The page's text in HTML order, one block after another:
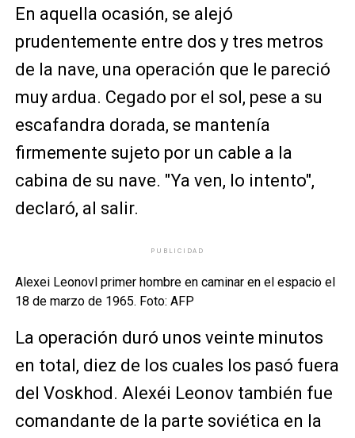
En aquella ocasión, se alejó
prudentemente entre dos y tres metros
de la nave, una operación que le pareció
muy ardua. Cegado por el sol, pese a su
escafandra dorada, se mantenía
firmemente sujeto por un cable a la
cabina de su nave. "Ya ven, lo intento",
declaró, al salir.
PUBLICIDAD
Alexei Leonovl primer hombre en caminar en el espacio el
18 de marzo de 1965. Foto: AFP
La operación duró unos veinte minutos
en total, diez de los cuales los pasó fuera
del Voskhod. Alexéi Leonov también fue
comandante de la parte soviética en la